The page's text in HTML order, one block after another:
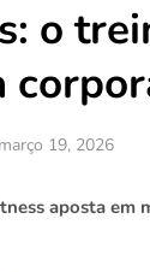
o
março 19, 2026
aposta